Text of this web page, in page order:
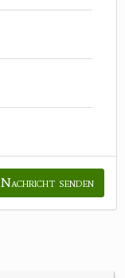
Nachricht senden